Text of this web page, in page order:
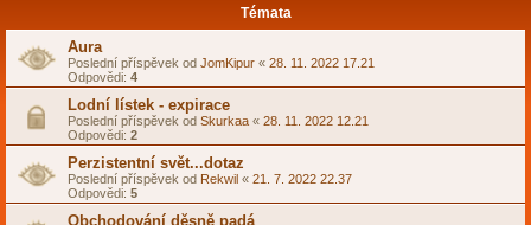
Témata
Aura
Poslední příspěvek od JomKipur « 28. 11. 2022 17.21
Odpovědi: 4
Lodní lístek - expirace
Poslední příspěvek od Skurkaa « 28. 11. 2022 12.21
Odpovědi: 2
Perzistentní svět...dotaz
Poslední příspěvek od Rekwil « 21. 7. 2022 22.37
Odpovědi: 5
Obchodování děsně padá